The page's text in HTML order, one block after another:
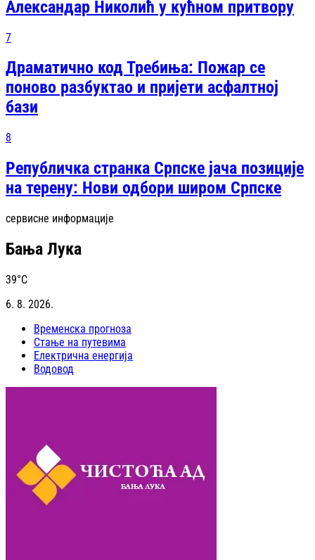
Александар Николић у кућном притвору
7
Драматично код Требиња: Пожар се
поново разбуктао и пријети асфалтној
бази
8
Републичка странка Српске јача позиције
на терену: Нови одбори широм Српске
сервисне информације
Бања Лука
39°C
6. 8. 2026.
Временска прогноза
Стање на путевима
Електрична енергија
Водовод